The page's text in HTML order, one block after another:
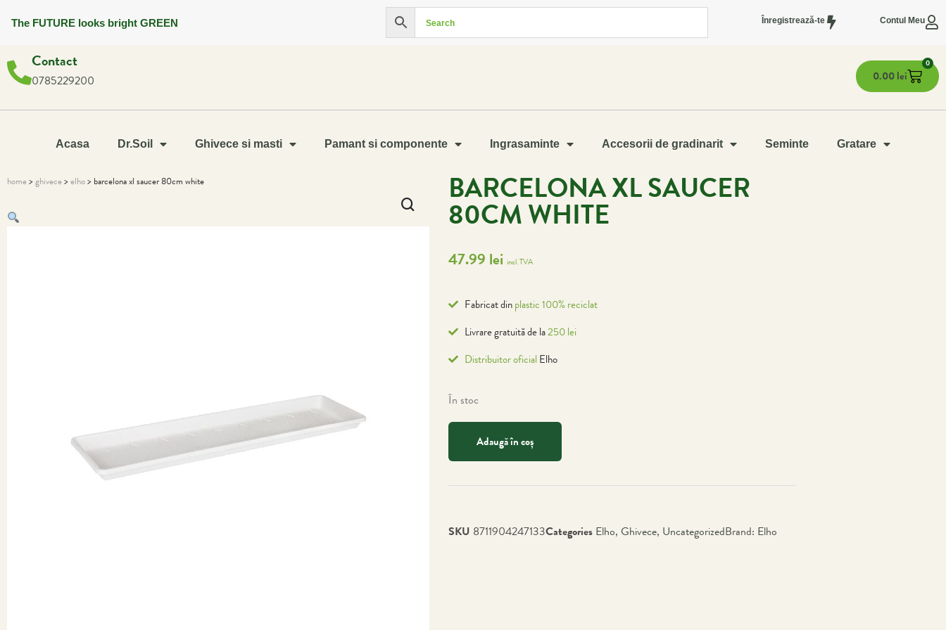
The FUTURE looks bright GREEN Înregistrează-te Contul Meu
Contact
0785229200 0.00lei
0
Acasa Dr.Soil Ghivece si masti Pamant si componente Ingrasaminte Accesorii de gradinarit Seminte Gratare
home>ghivece>elho> barcelona xl saucer 80cm white BARCELONA XL SAUCER
80CM WHITE
47.99 lei incl. TVA
Fabricat dinplastic 100% reciclat
Livrare gratuită de la250 lei
Distribuitor oficial Elho
În stoc
Adaugă în coș
SKU 8711904247133Categories Elho, Ghivece, UncategorizedBrand: Elho